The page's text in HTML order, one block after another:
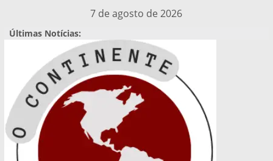
para
7 de agosto de 2026
Últimas Notícias: